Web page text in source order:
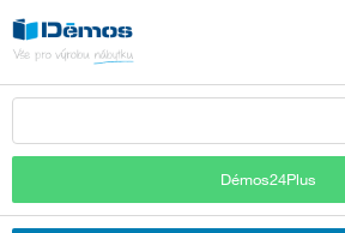
Démos24Plus